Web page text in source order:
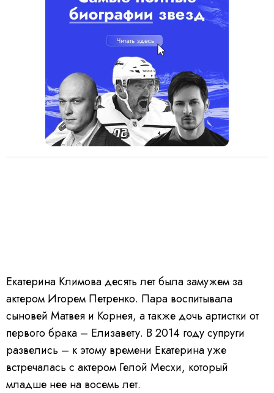
Екатерина Климова десять лет была замужем за
актером Игорем Петренко. Пара воспитывала
сыновей Матвея и Корнея, а также дочь артистки от
первого брака – Елизавету. В 2014 году супруги
развелись – к этому времени Екатерина уже
встречалась с актером Гелой Месхи, который
младше нее на восемь лет.